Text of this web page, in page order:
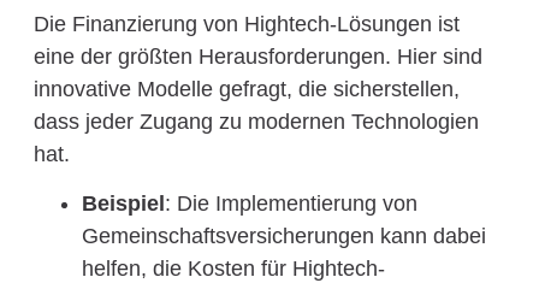
Die Finanzierung von Hightech-Lösungen ist
eine der größten Herausforderungen. Hier sind
innovative Modelle gefragt, die sicherstellen,
dass jeder Zugang zu modernen Technologien
hat.
Beispiel : Die Implementierung von
Gemeinschaftsversicherungen kann dabei
helfen, die Kosten für Hightech-